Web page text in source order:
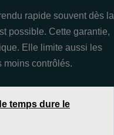
rapide souvent dès la
possible. Cette garantie,
Elle limite aussi les
moins contrôlés.
temps dure le